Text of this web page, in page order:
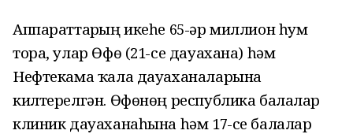
Аппараттарҙың икеһе 65-әр миллион һум
тора, улар Өфө (21-се дауахана) һәм
Нефтекама ҡала дауаханаларына
килтерелгән. Өфөнөң республика балалар
клиник дауаханаһына һәм 17-се балалар